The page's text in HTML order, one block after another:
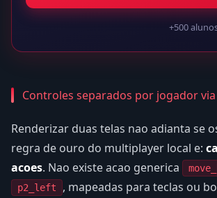
+500
Controles separados por jogador
Renderizar duas telas nao adianta se
regra de ouro do multiplayer local e:
acoes. Nao existe acao generica
p2_left
, mapeadas para teclas ou